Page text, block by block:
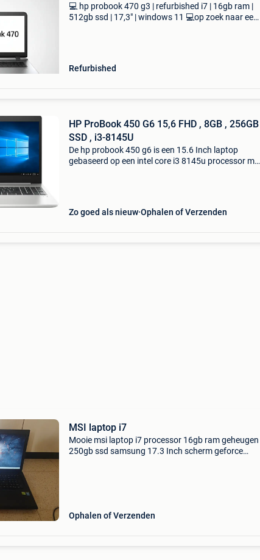
💻 hp probook 470 g3 | refurbished i7 | 16gb ram |
512gb ssd | 17,3" | windows 11 💻op zoek naar een
Refurbished
HP ProBook 450 G6 15,6 FHD , 8GB , 256GB
SSD , i3-8145U
De hp probook 450 g6 is een 15.6 Inch laptop
gebaseerd op een intel core i3 8145u processor met
Zo goed als nieuw Ophalen of Verzenden
MSI laptop i7
Mooie msi laptop i7 processor 16gb ram geheugen
250gb ssd samsung 17.3 Inch scherm geforce
Ophalen of Verzenden